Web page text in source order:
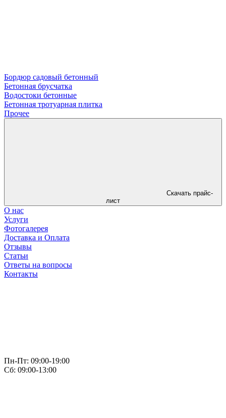
Бордюр садовый бетонный
Бетонная брусчатка
Водостоки бетонные
Бетонная тротуарная плитка
Прочее
Скачать прайс-
лист
О нас
Услуги
Фотогалерея
Доставка и Оплата
Отзывы
Статьи
Ответы на вопросы
Контакты
Пн-Пт: 09:00-19:00
Сб: 09:00-13:00